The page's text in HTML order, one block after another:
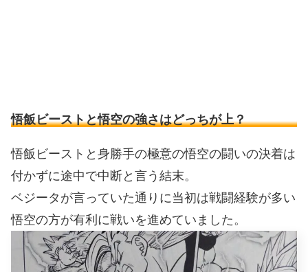
悟飯ビーストと悟空の強さはどっちが上？
悟飯ビーストと身勝手の極意の悟空の闘いの決着は
付かずに途中で中断と言う結末。
ベジータが言っていた通りに当初は戦闘経験が多い
悟空の方が有利に戦いを進めていました。